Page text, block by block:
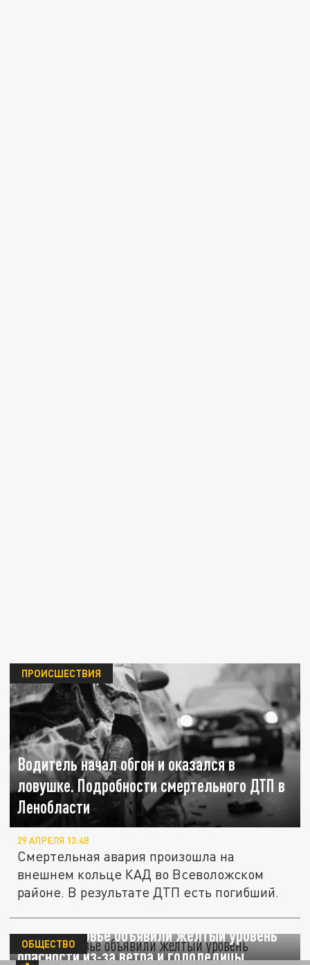
Водитель начал обгон и оказался в
ловушке. Подробности смертельного ДТП в
Ленобласти
ПРОИСШЕСТВИЯ
29 АПРЕЛЯ 13:48
Смертельная авария произошла на
внешнем кольце КАД во Всеволожском
районе. В результате ДТП есть погибший.
В Подмосковье объявили желтый уровень
опасности из-за ветра и гололедицы
ОБЩЕСТВО